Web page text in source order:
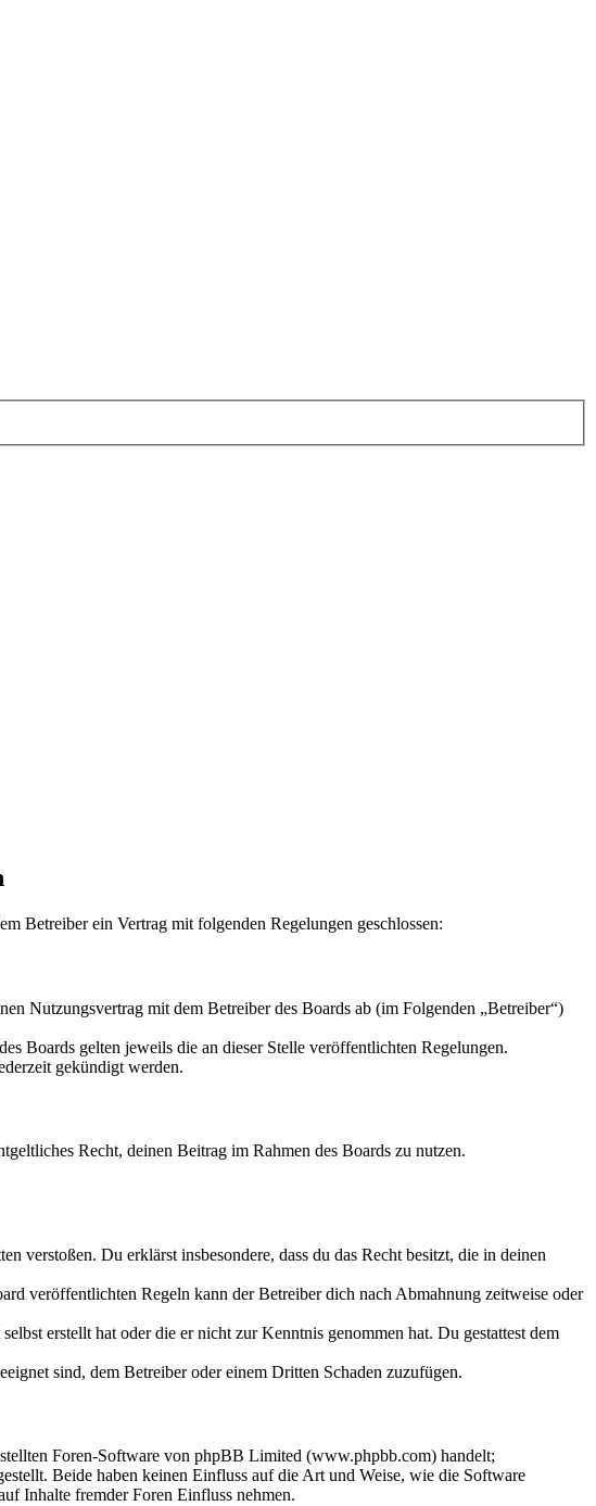
Betreiber ein Vertrag mit folgenden Regelungen geschlossen:
Nutzungsvertrag mit dem Betreiber des Boards ab (im Folgenden „Betreiber“)
Boards gelten jeweils die an dieser Stelle veröffentlichten Regelungen.
gekündigt werden.
Recht, deinen Beitrag im Rahmen des Boards zu nutzen.
verstoßen. Du erklärst insbesondere, dass du das Recht besitzt, die in deinen
veröffentlichten Regeln kann der Betreiber dich nach Abmahnung zeitweise oder
erstellt hat oder die er nicht zur Kenntnis genommen hat. Du gestattest dem
sind, dem Betreiber oder einem Dritten Schaden zuzufügen.
Foren-Software von phpBB Limited (www.phpbb.com) handelt;
Beide haben keinen Einfluss auf die Art und Weise, wie die Software
Inhalte fremder Foren Einfluss nehmen.